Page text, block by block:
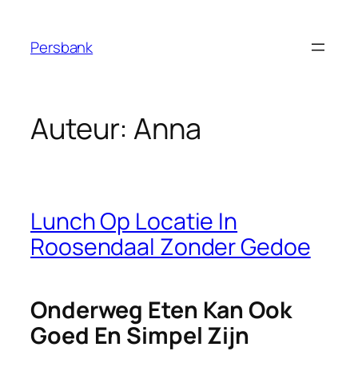
Persbank
Auteur:Anna
Lunch Op Locatie In
Roosendaal Zonder Gedoe
Onderweg Eten Kan Ook
Goed En Simpel Zijn